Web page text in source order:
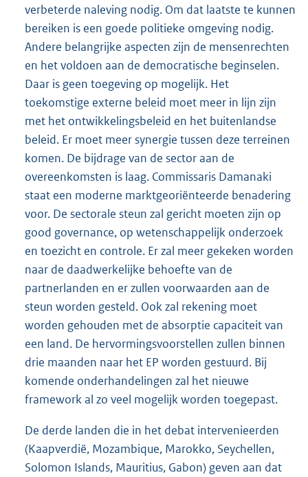
verbeterde naleving nodig. Om dat laatste te kunnen
bereiken is een goede politieke omgeving nodig.
Andere belangrijke aspecten zijn de mensenrechten
en het voldoen aan de democratische beginselen.
Daar is geen toegeving op mogelijk. Het
toekomstige externe beleid moet meer in lijn zijn
met het ontwikkelingsbeleid en het buitenlandse
beleid. Er moet meer synergie tussen deze terreinen
komen. De bijdrage van de sector aan de
overeenkomsten is laag. Commissaris Damanaki
staat een moderne marktgeoriënteerde benadering
voor. De sectorale steun zal gericht moeten zijn op
good governance, op wetenschappelijk onderzoek
en toezicht en controle. Er zal meer gekeken worden
naar de daadwerkelijke behoefte van de
partnerlanden en er zullen voorwaarden aan de
steun worden gesteld. Ook zal rekening moet
worden gehouden met de absorptie capaciteit van
een land. De hervormingsvoorstellen zullen binnen
drie maanden naar het EP worden gestuurd. Bij
komende onderhandelingen zal het nieuwe
framework al zo veel mogelijk worden toegepast.
De derde landen die in het debat intervenieerden
(Kaapverdië, Mozambique, Marokko, Seychellen,
Solomon Islands, Mauritius, Gabon) geven aan dat